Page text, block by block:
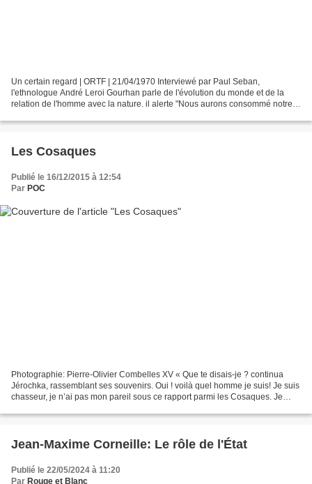
Un certain regard | ORTF | 21/04/1970 Interviewé par Paul Seban,
l'ethnologue André Leroi Gourhan parle de l'évolution du monde et de la
relation de l'homme avec la nature. il alerte "Nous aurons consommé notre
Les Cosaques
Publié le 16/12/2015 à 12:54
Par POC
Photographie: Pierre-Olivier Combelles XV « Que te disais-je ? continua
Jérochka, rassemblant ses souvenirs. Oui ! voilà quel homme je suis! Je suis
chasseur, je n’ai pas mon pareil sous ce rapport parmi les Cosaques. Je
Jean-Maxime Corneille: Le rôle de l'État
Publié le 22/05/2024 à 11:20
Par Rouge et Blanc